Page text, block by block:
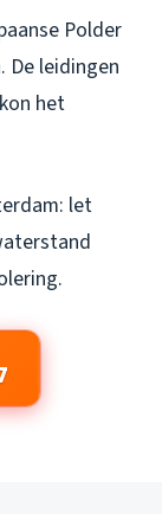
Polder
De leidingen
het
let